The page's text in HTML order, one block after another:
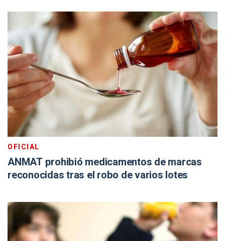
OFICIAL
ANMAT prohibió medicamentos de marcas
reconocidas tras el robo de varios lotes